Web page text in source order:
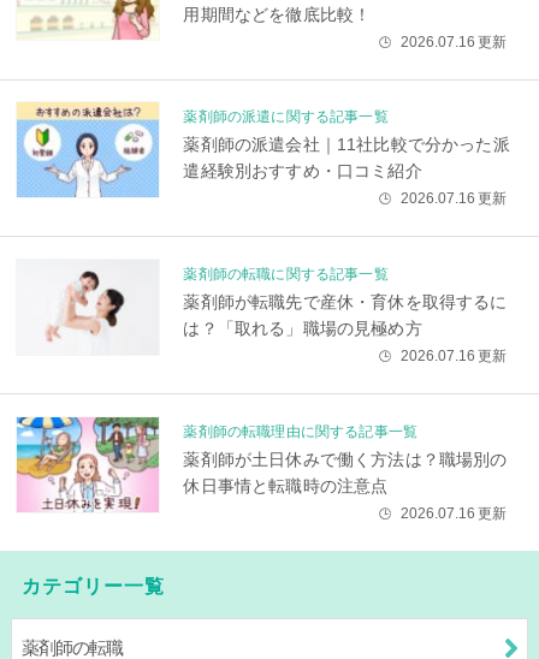
用期間などを徹底比較！
🕒 2026.07.16 更新
薬剤師の派遣に関する記事一覧
薬剤師の派遣会社｜11社比較で分かった派
遣経験別おすすめ・口コミ紹介
🕒 2026.07.16 更新
薬剤師の転職に関する記事一覧
薬剤師が転職先で産休・育休を取得するに
は？「取れる」職場の見極め方
🕒 2026.07.16 更新
薬剤師の転職理由に関する記事一覧
薬剤師が土日休みで働く方法は？職場別の
休日事情と転職時の注意点
🕒 2026.07.16 更新
カテゴリー一覧
薬剤師の転職